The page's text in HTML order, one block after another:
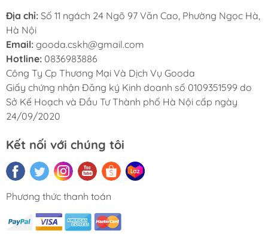
Địa chỉ: Số 11 ngách 24 Ngõ 97 Văn Cao, Phường Ngọc Hà,
Hà Nội
Email: gooda.cskh@gmail.com
Hotline: 0836983886
Công Ty Cp Thương Mại Và Dịch Vụ Gooda
Giấy chứng nhận Đăng ký Kinh doanh số 0109351599 do
Sở Kế Hoạch và Đầu Tư Thành phố Hà Nội cấp ngày
24/09/2020
Kết nối với chúng tôi
Phương thức thanh toán